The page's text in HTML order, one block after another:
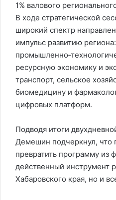
1% валового
В ходе стратегической
широкий спектр
импульс развитию региона:
ресурсную экономику и
транспорт, сельское
биомедицину и
цифровых платформ.
Подводя итоги
Демешин подчеркнул, что
превратить программу из
действенный инструмент
Хабаровского края, но и